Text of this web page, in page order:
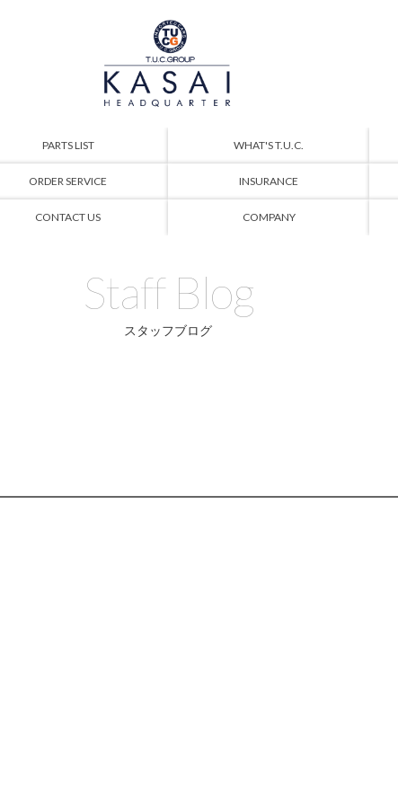
PARTS LIST WHAT'S T.U.C.
ORDER SERVICE INSURANCE
CONTACT US COMPANY
Staff Blog
スタッフブログ